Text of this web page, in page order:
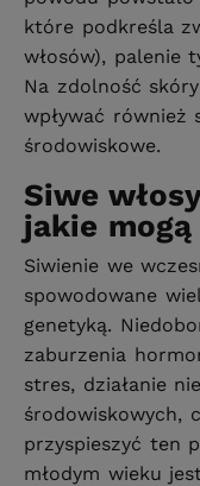
które podkreśla
włosów), palenie
Na zdolność
wpływać również
środowiskowe.
Siwe
jakie
Siwienie we
spowodowane
genetyką.
zaburzenia
stres, działanie
środowiskowych,
przyspieszyć ten
młodym wieku